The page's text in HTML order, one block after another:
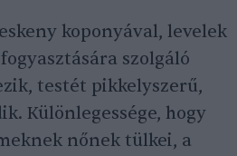
koponyával, levelek
szolgáló
testét pikkelyszerű,
Különlegessége, hogy
nőnek tülkei, a